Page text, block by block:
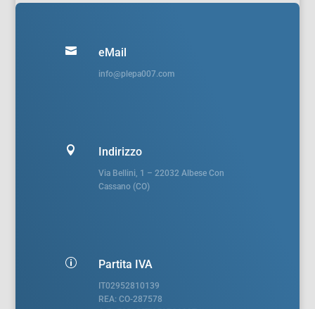
 eMail
info@plepa007.com
 Indirizzo
Via Bellini, 1 – 22032 Albese Con
Cassano (CO)
p Partita IVA
IT02952810139
REA: CO-287578